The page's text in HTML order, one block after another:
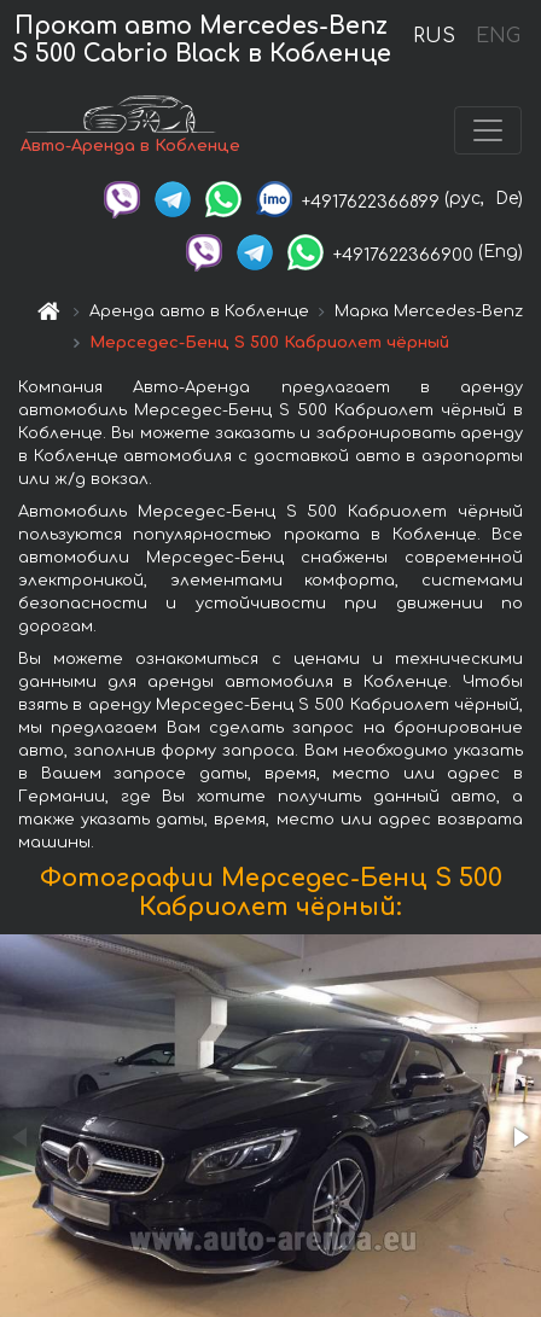
RUS ENG
Прокат авто Mercedes-Benz
S 500 Cabrio Black в Кобленце
Авто-Аренда в Кобленце
+4917622366899 (рус, De)
+4917622366900 (Eng)
Аренда авто в Кобленце
Марка Mercedes-Benz
Мерседес-Бенц S 500 Кабриолет чёрный
Компания Авто-Аренда предлагает в аренду
автомобиль Мерседес-Бенц S 500 Кабриолет чёрный в
Кобленце. Вы можете заказать и забронировать аренду
в Кобленце автомобиля с доставкой авто в аэропорты
или ж/д вокзал.
Автомобиль Мерседес-Бенц S 500 Кабриолет чёрный
пользуются популярностью проката в Кобленце. Все
автомобили Мерседес-Бенц снабжены современной
электроникой, элементами комфорта, системами
безопасности и устойчивости при движении по
дорогам.
Вы можете ознакомиться с ценами и техническими
данными для аренды автомобиля в Кобленце. Чтобы
взять в аренду Мерседес-Бенц S 500 Кабриолет чёрный,
мы предлагаем Вам сделать запрос на бронирование
авто, заполнив форму запроса. Вам необходимо указать
в Вашем запросе даты, время, место или адрес в
Германии, где Вы хотите получить данный авто, а
также указать даты, время, место или адрес возврата
машины.
Фотографии Мерседес-Бенц S 500
Кабриолет чёрный: